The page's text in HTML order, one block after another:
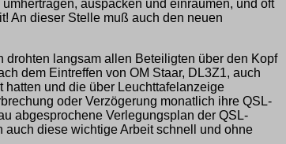
auspacken und einräumen, und oft
An dieser Stelle muß auch den neuen
drohten langsam allen Beteiligten über den Kopf
dem Eintreffen von OM Staar, DL3Z1, auch
und die über Leuchttafelanzeige
oder Verzögerung monatlich ihre QSL-
abgesprochene Verlegungsplan der QSL-
diese wichtige Arbeit schnell und ohne